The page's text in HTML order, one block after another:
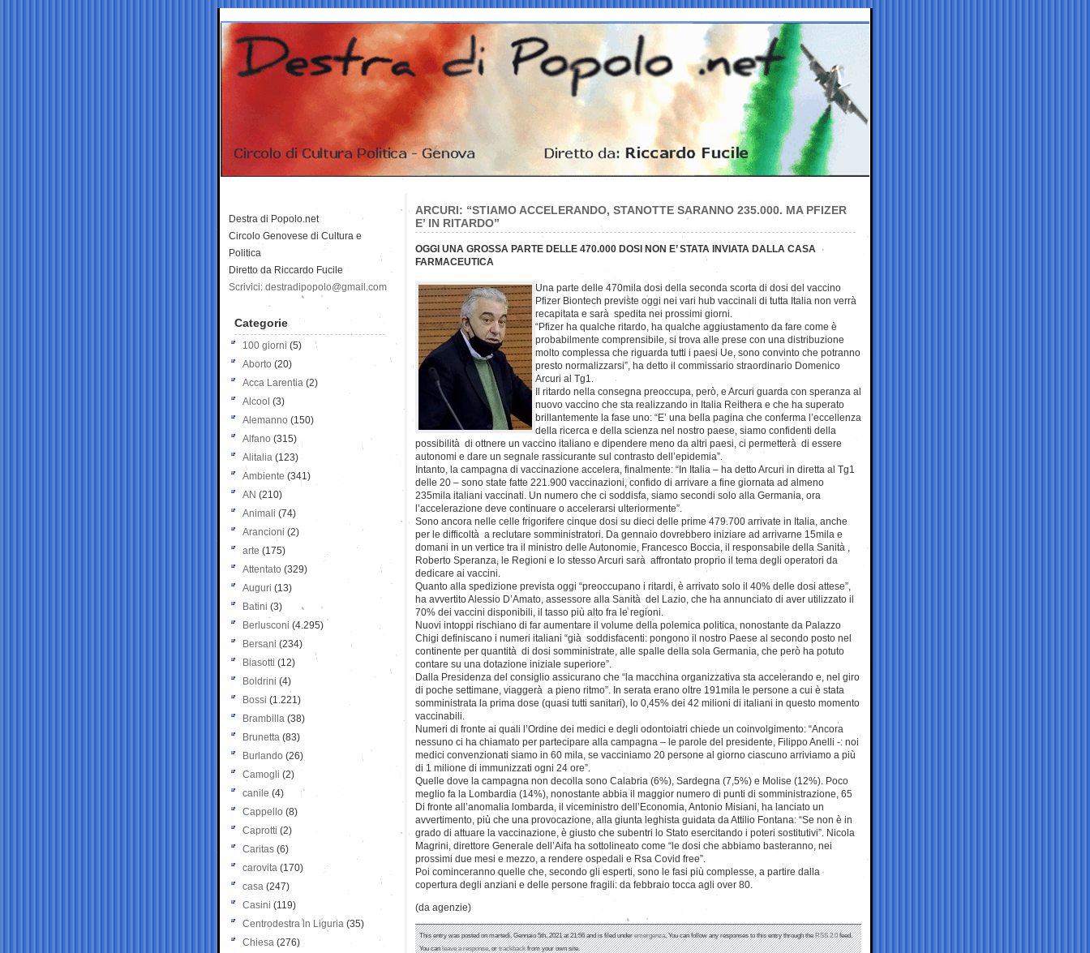
ARCURI: “STIAMO ACCELERANDO, STANOTTE SARANNO 235.000. MA PFIZER
E’ IN RITARDO”
OGGI UNA GROSSA PARTE DELLE 470.000 DOSI NON E’ STATA INVIATA DALLA CASA
FARMACEUTICA
Una parte delle 470mila dosi della seconda scorta di dosi del vaccino
Pfizer Biontech previste oggi nei vari hub vaccinali di tutta Italia non verrà
recapitata e sarà spedita nei prossimi giorni.
“Pfizer ha qualche ritardo, ha qualche aggiustamento da fare come è
probabilmente comprensibile, si trova alle prese con una distribuzione
molto complessa che riguarda tutti i paesi Ue, sono convinto che potranno
presto normalizzarsi”, ha detto il commissario straordinario Domenico
Arcuri al Tg1.
Il ritardo nella consegna preoccupa, però, e Arcuri guarda con speranza al
nuovo vaccino che sta realizzando in Italia Reithera e che ha superato
brillantemente la fase uno: “E’ una bella pagina che conferma l’eccellenza
della ricerca e della scienza nel nostro paese, siamo confidenti della
possibilità di ottnere un vaccino italiano e dipendere meno da altri paesi, ci permetterà di essere
autonomi e dare un segnale rassicurante sul contrasto dell’epidemia”.
Intanto, la campagna di vaccinazione accelera, finalmente: “In Italia – ha detto Arcuri in diretta al Tg1
delle 20 – sono state fatte 221.900 vaccinazioni, confido di arrivare a fine giornata ad almeno
235mila italiani vaccinati. Un numero che ci soddisfa, siamo secondi solo alla Germania, ora
l’accelerazione deve continuare o accelerarsi ulteriormente”.
Sono ancora nelle celle frigorifere cinque dosi su dieci delle prime 479.700 arrivate in Italia, anche
per le difficoltà a reclutare somministratori. Da gennaio dovrebbero iniziare ad arrivarne 15mila e
domani in un vertice tra il ministro delle Autonomie, Francesco Boccia, il responsabile della Sanità ,
Roberto Speranza, le Regioni e lo stesso Arcuri sarà affrontato proprio il tema degli operatori da
dedicare ai vaccini.
Quanto alla spedizione prevista oggi “preoccupano i ritardi, è arrivato solo il 40% delle dosi attese”,
ha avvertito Alessio D’Amato, assessore alla Sanità del Lazio, che ha annunciato di aver utilizzato il
70% dei vaccini disponibili, il tasso più alto fra le regioni.
Nuovi intoppi rischiano di far aumentare il volume della polemica politica, nonostante da Palazzo
Chigi definiscano i numeri italiani “già soddisfacenti: pongono il nostro Paese al secondo posto nel
continente per quantità di dosi somministrate, alle spalle della sola Germania, che però ha potuto
contare su una dotazione iniziale superiore”.
Dalla Presidenza del consiglio assicurano che “la macchina organizzativa sta accelerando e, nel giro
di poche settimane, viaggerà a pieno ritmo”. In serata erano oltre 191mila le persone a cui è stata
somministrata la prima dose (quasi tutti sanitari), lo 0,45% dei 42 milioni di italiani in questo momento
vaccinabili.
Numeri di fronte ai quali l’Ordine dei medici e degli odontoiatri chiede un coinvolgimento: “Ancora
nessuno ci ha chiamato per partecipare alla campagna – le parole del presidente, Filippo Anelli -: noi
medici convenzionati siamo in 60 mila, se vacciniamo 20 persone al giorno ciascuno arriviamo a più
di 1 milione di immunizzati ogni 24 ore”.
Quelle dove la campagna non decolla sono Calabria (6%), Sardegna (7,5%) e Molise (12%). Poco
meglio fa la Lombardia (14%), nonostante abbia il maggior numero di punti di somministrazione, 65
Di fronte all’anomalia lombarda, il viceministro dell’Economia, Antonio Misiani, ha lanciato un
avvertimento, più che una provocazione, alla giunta leghista guidata da Attilio Fontana: “Se non è in
grado di attuare la vaccinazione, è giusto che subentri lo Stato esercitando i poteri sostitutivi”. Nicola
Magrini, direttore Generale dell’Aifa ha sottolineato come “le dosi che abbiamo basteranno, nei
prossimi due mesi e mezzo, a rendere ospedali e Rsa Covid free”.
Poi cominceranno quelle che, secondo gli esperti, sono le fasi più complesse, a partire dalla
copertura degli anziani e delle persone fragili: da febbraio tocca agli over 80.
(da agenzie)
This entry was posted on martedì, Gennaio 5th, 2021 at 21:56 and is filed underemergenza. You can follow any responses to this entry through theRSS 2.0feed.
You canleave a response, ortrackbackfrom your own site.
Destra di Popolo.net
Circolo Genovese di Cultura e
Politica
Diretto da Riccardo Fucile
Scrivici: destradipopolo@gmail.com
Categorie
100 giorni (5)
Aborto (20)
Acca Larentia (2)
Alcool (3)
Alemanno (150)
Alfano (315)
Alitalia (123)
Ambiente (341)
AN (210)
Animali (74)
Arancioni (2)
arte (175)
Attentato (329)
Auguri (13)
Batini (3)
Berlusconi (4.295)
Bersani (234)
Biasotti (12)
Boldrini (4)
Bossi (1.221)
Brambilla (38)
Brunetta (83)
Burlando (26)
Camogli (2)
canile (4)
Cappello (8)
Caprotti (2)
Caritas (6)
carovita (170)
casa (247)
Casini (119)
Centrodestra in Liguria (35)
Chiesa (276)